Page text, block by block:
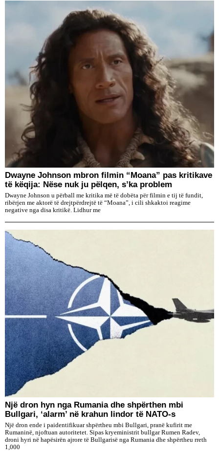
Dwayne Johnson mbron filmin “Moana” pas kritikave
të këqija: Nëse nuk ju pëlqen, s’ka problem
Dwayne Johnson u përball me kritika më të dobëta për filmin e tij të fundit,
ribërjen me aktorë të drejtpërdrejtë të “Moana”, i cili shkaktoi reagime
negative nga disa kritikë. Lidhur me
Një dron hyn nga Rumania dhe shpërthen mbi
Bullgari, ‘alarm’ në krahun lindor të NATO-s
Një dron ende i paidentifikuar shpërtheu mbi Bullgari, pranë kufirit me
Rumaninë, njoftuan autoritetet. Sipas kryeministrit bullgar Rumen Radev,
droni hyri në hapësirën ajrore të Bullgarisë nga Rumania dhe shpërtheu rreth
1,000